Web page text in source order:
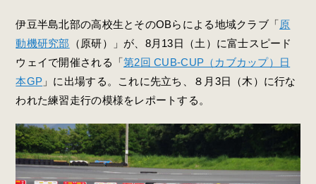
伊豆半島北部の高校生とそのOBらによる地域クラブ「原
動機研究部
（原研）」が、8月13日（土）に富士スピード
ウェイで開催される「第2回 CUB-CUP（カブカップ）日
本GP 」に出場する。これに先立ち、８月3日（木）に行な
われた練習走行の模様をレポートする。